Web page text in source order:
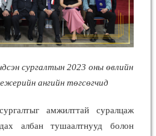
сургалтын 2023 оны өвлийн
ангийн төгсөгчид
амжилттай суралцаж
албан тушаалтнууд болон